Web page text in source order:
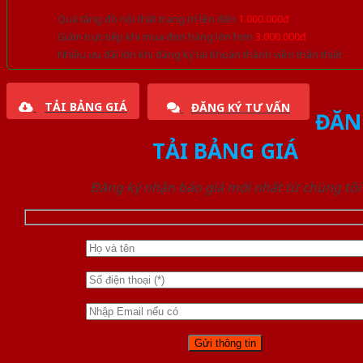
Quà tặng đồ nội thất trang trí lên đến 1.000.000đ
Giảm trực tiếp khi mua đơn hàng lớn hơn 3.000.000đ
Nhiều ưu đãi lớn khi đăng ký tài khoản thành viên thân thiết
TẢI BẢNG GIÁ ĐĂNG KÝ TƯ VẤN
TẢI BẢNG GIÁ
Đăng ký nhận báo giá mới nhất từ chúng tôi